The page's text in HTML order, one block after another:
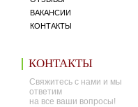
ВАКАНСИИ
КОНТАКТЫ
КОНТАКТЫ
Свяжитесь с нами и мы
ответим
на все ваши вопросы!